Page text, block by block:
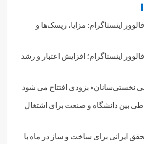
اینستاگرام: مزایا، ریسک‌ها و
اینستاگرام؛ افزایش اعتبار و رشد
نخستی‌سانان» بزودی افتتاح می شود
بین دانشگاه و صنعت برای اشتغال
ایرانی برای ساخت و ساز در ماه با